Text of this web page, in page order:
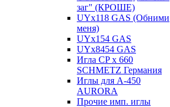
заг" (КРОШЕ)
UYx118 GAS (Обними
меня)
UYx154 GAS
UYx8454 GAS
Игла CP х 660
SCHMETZ Германия
Иглы для А-450
AURORA
Прочие имп. иглы